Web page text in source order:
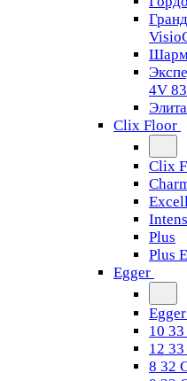
Шарм
4V
Clix Floor
Clix
Plus
Plus
Egger
Egger
10
12
8 32